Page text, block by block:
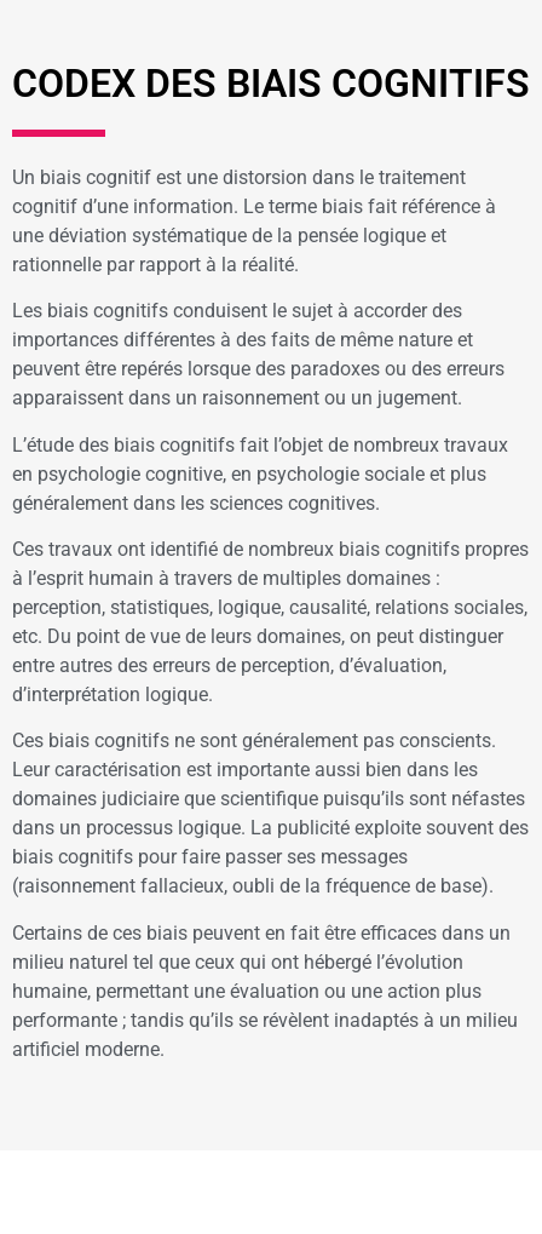
CODEX DES BIAIS COGNITIFS
Un biais cognitif est une distorsion dans le traitement
cognitif d’une information. Le terme biais fait référence à
une déviation systématique de la pensée logique et
rationnelle par rapport à la réalité.
Les biais cognitifs conduisent le sujet à accorder des
importances différentes à des faits de même nature et
peuvent être repérés lorsque des paradoxes ou des erreurs
apparaissent dans un raisonnement ou un jugement.
L’étude des biais cognitifs fait l’objet de nombreux travaux
en psychologie cognitive, en psychologie sociale et plus
généralement dans les sciences cognitives.
Ces travaux ont identifié de nombreux biais cognitifs propres
à l’esprit humain à travers de multiples domaines :
perception, statistiques, logique, causalité, relations sociales,
etc. Du point de vue de leurs domaines, on peut distinguer
entre autres des erreurs de perception, d’évaluation,
d’interprétation logique.
Ces biais cognitifs ne sont généralement pas conscients.
Leur caractérisation est importante aussi bien dans les
domaines judiciaire que scientifique puisqu’ils sont néfastes
dans un processus logique. La publicité exploite souvent des
biais cognitifs pour faire passer ses messages
(raisonnement fallacieux, oubli de la fréquence de base).
Certains de ces biais peuvent en fait être efficaces dans un
milieu naturel tel que ceux qui ont hébergé l’évolution
humaine, permettant une évaluation ou une action plus
performante ; tandis qu’ils se révèlent inadaptés à un milieu
artificiel moderne.